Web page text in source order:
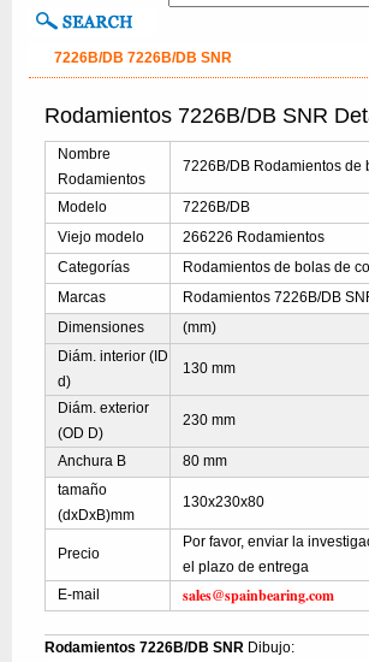
7226B/DB 7226B/DB SNR
Rodamientos 7226B/DB SNR
Nombre
Rodamientos
7226B/DB Rodamientos de
Modelo
7226B/DB
Viejo modelo
266226 Rodamientos
Categorías
Rodamientos de bolas de
Marcas
Rodamientos 7226B/DB
Dimensiones
(mm)
Diám. interior (ID
d)
130 mm
Diám. exterior
(OD D)
230 mm
Anchura B
80 mm
tamaño
(dxDxB)mm
130x230x80
Precio
Por favor, enviar la
el plazo de entrega
E-mail
sales@spainbearing.com
Rodamientos 7226B/DB SNR Dibujo: